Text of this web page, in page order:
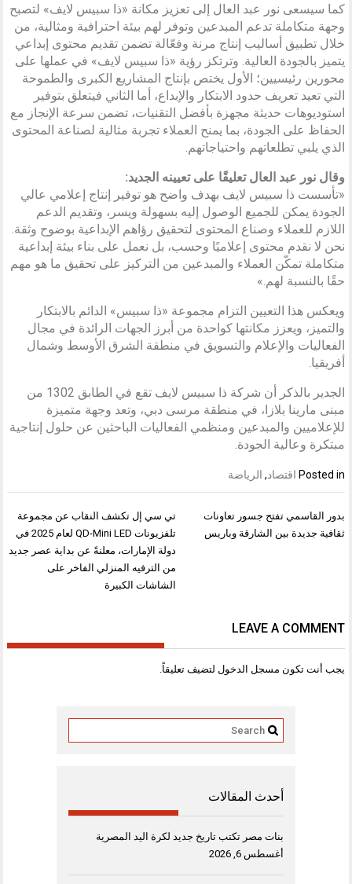
كما سيسعى نور عبد العال إلى تعزيز مكانة «ذا سبيس لايف» لتصبح
وجهة متكاملة تدعم المبدعين وتوفر لهم بيئة احترافية ومثالية، من
خلال تطبيق أساليب إنتاج مرنة وفعّالة تضمن تقديم محتوى إبداعي
يتميز بالجودة العالية. وترتكز رؤية «ذا سبيس لايف» في عملها على
محورين رئيسيين؛ الأول يختص بإنتاج المشاريع الكبرى والطموحة
التي تعيد تعريف حدود الابتكار والإبداع، أما الثاني فيتعلق بتوفير
استوديوهات حديثة مجهزة بأفضل التقنيات، تضمن سرعة الإنجاز مع
الحفاظ على الجودة، بما يمنح العملاء تجربة مثالية لصناعة المحتوى
الذي يلبي تطلعاتهم واحتياجاتهم.
وقال نور عبد العال تعليقًا على تعيينه الجديد:
«تأسست ذا سبيس لايف بهدف واضح هو توفير إنتاج إعلامي عالي
الجودة يمكن للجميع الوصول إليه بسهولة ويسر، وتقديم الدعم
اللازم للعملاء وصناع المحتوى لتحقيق رؤاهم الإبداعية بوضوح وثقة.
نحن لا نقدم محتوى إعلاميًا وحسب، بل نعمل على بناء بيئة إبداعية
متكاملة تمكّن العملاء والمبدعين من التركيز على تحقيق ما هو مهم
حقًا بالنسبة لهم.»
ويعكس هذا التعيين التزام مجموعة «ذا سبيس» الدائم بالابتكار
والتميز، ويعزز مكانتها كواحدة من أبرز الجهات الرائدة في مجال
الفعاليات والإعلام والتسويق في منطقة الشرق الأوسط وشمال
أفريقيا.
الجدير بالذكر أن شركة ذا سبيس لايف تقع في الطابق 1302 من
مبنى مارينا بلازا، في منطقة مرسى دبي، وتعد وجهة متميزة
للإعلاميين والمبدعين ومنظمي الفعاليات الباحثين عن حلول إنتاجية
مبتكرة وعالية الجودة.
Posted in اقتصاد, الرياضة
تصفّح
المقالات
تي سي إل تكشف النقاب عن مجموعة
تلفزيونات QD-Mini LED لعام 2025 في
دولة الإمارات، معلنةً عن بداية عصر جديد
من الترفيه المنزلي الفاخر على
الشاشات الكبيرة
بدور القاسمي تفتح جسور تعاونات
ثقافية جديدة بين الشارقة وباريس
LEAVE A COMMENT
يجب أنت تكون مسجل الدخول لتضيف تعليقاً.
أحدث المقالات
بنات مصر تكتب تاريخ جديد لكرة اليد المصرية
أغسطس 6, 2026